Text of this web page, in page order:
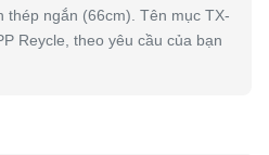
thép ngắn (66cm). Tên mục TX-
Reycle, theo yêu cầu của bạn